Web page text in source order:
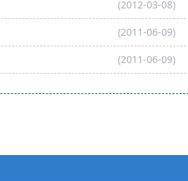
(2012-03-08)
(2011-06-09)
(2011-06-09)